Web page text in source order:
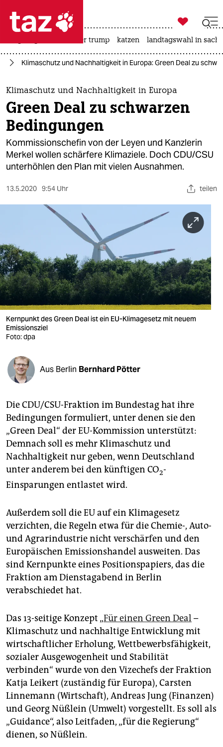
 taz zahl ich
taz zahl ich
themen
politik
öko
gesellschaft
sport
nord
wahrheit
verlag
verlag
veranstaltungen
fragen & hilfe
abo
genossenschaft
epaper login

taz zahl ich
usa unter trump katzen landtagswahl in
Klimaschutz und Nachhaltigkeit in Europa: Green Deal zu
Klimaschutz und Nachhaltigkeit in Europa
Green Deal zu schwarzen
Bedingungen
Kommissionschefin von der Leyen und Kanzlerin
Merkel wollen schärfere Klimaziele. Doch CDU/CSU
unterhöhlen den Plan mit vielen Ausnahmen.
13.5.2020 9:54 Uhr teilen
Kernpunkt des Green Deal ist ein EU-Klimagesetz mit neuem
Emissionsziel
Foto: dpa
Aus Berlin Bernhard Pötter
Die CDU/CSU-Fraktion im Bundestag hat ihre
Bedingungen formuliert, unter denen sie den
„Green Deal“ der EU-Kommission unterstützt:
Demnach soll es mehr Klimaschutz und
Nachhaltigkeit nur geben, wenn Deutschland
unter anderem bei den künftigen CO2-
Einsparungen entlastet wird.
Außerdem soll die EU auf ein Klimagesetz
verzichten, die Regeln etwa für die Chemie-, Auto-
und Agrarindustrie nicht verschärfen und den
Europäischen Emissionshandel ausweiten. Das
sind Kernpunkte eines Positionspapiers, das die
Fraktion am Dienstagabend in Berlin
verabschiedet hat.
Das 13-seitige Konzept „Für einen Green Deal –
Klimaschutz und nachhaltige Entwicklung mit
wirtschaftlicher Erholung, Wettbewerbsfähigkeit,
sozialer Ausgewogenheit und Stabilität
verbinden“ wurde von den Vizechefs der Fraktion
Katja Leikert (zuständig für Europa), Carsten
Linnemann (Wirtschaft), Andreas Jung (Finanzen)
und Georg Nüßlein (Umwelt) vorgestellt. Es soll als
„Guidance“, also Leitfaden, „für die Regierung“
dienen, so Nüßlein.